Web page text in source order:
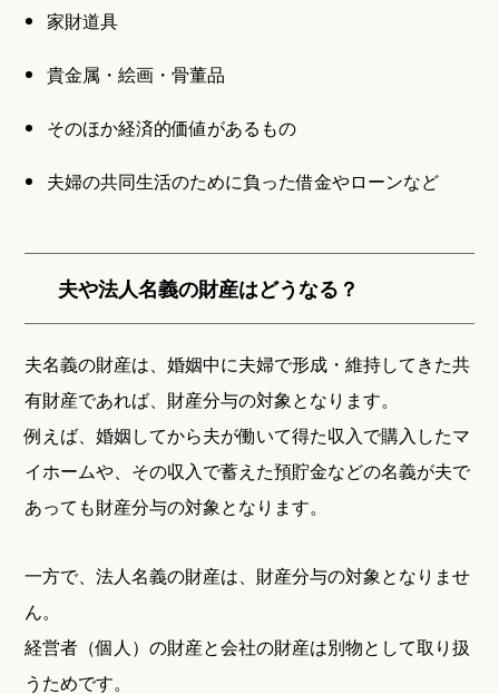
家財道具
貴金属・絵画・骨董品
そのほか経済的価値があるもの
夫婦の共同生活のために負った借金やローンなど
夫や法人名義の財産はどうなる？
夫名義の財産は、婚姻中に夫婦で形成・維持してきた共
有財産であれば、財産分与の対象となります。
例えば、婚姻してから夫が働いて得た収入で購入したマ
イホームや、その収入で蓄えた預貯金などの名義が夫で
あっても財産分与の対象となります。
一方で、法人名義の財産は、財産分与の対象となりませ
ん。
経営者（個人）の財産と会社の財産は別物として取り扱
うためです。